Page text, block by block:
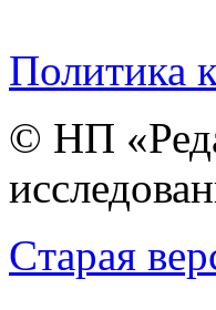
Политика
© НП
Cтарая